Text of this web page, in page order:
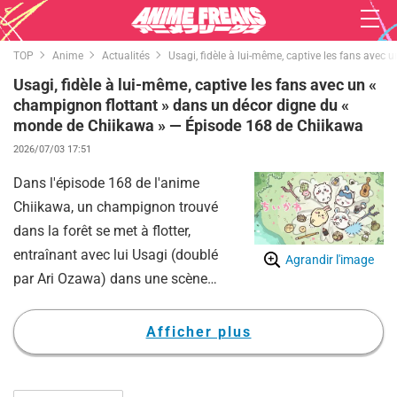
TOP Anime Actualités Usagi, fidèle à lui-même, captive les fans avec
Usagi, fidèle à lui-même, captive les fans avec un «
champignon flottant » dans un décor digne du «
monde de Chiikawa » — Épisode 168 de Chiikawa
2026/07/03 17:51
Agrandir l'image
Dans l'épisode 168 de l'anime
Chiikawa, un champignon trouvé
dans la forêt se met à flotter,
entraînant avec lui Usagi (doublé
par Ari Ozawa) dans une scène
Chiikawa (doublée par Haruka
Aoki), Hachiware (doublé par
Afficher plus